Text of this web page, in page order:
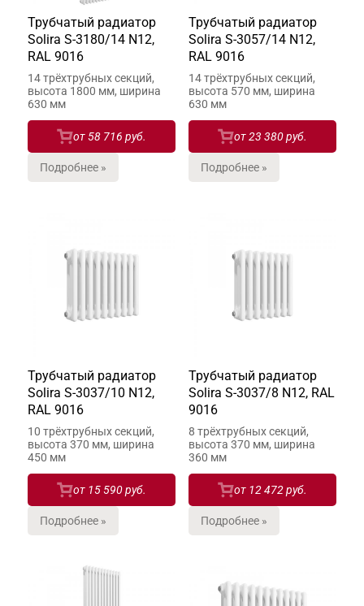
Трубчатый радиатор
Solira S-3180/14 N12,
RAL 9016
14 трёхтрубных секций,
высота 1800 мм, ширина
630 мм
от58 716 руб.
Подробнее »
Трубчатый радиатор
Solira S-3057/14 N12,
RAL 9016
14 трёхтрубных секций,
высота 570 мм, ширина
630 мм
от23 380 руб.
Подробнее »
Трубчатый радиатор
Solira S-3037/10 N12,
RAL 9016
10 трёхтрубных секций,
высота 370 мм, ширина
450 мм
от 15 590 руб.
Подробнее »
Трубчатый радиатор
Solira S-3037/8 N12, RAL
9016
8 трёхтрубных секций,
высота 370 мм, ширина
360 мм
от 12 472 руб.
Подробнее »